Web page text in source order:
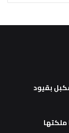
بقيود
ملكتها